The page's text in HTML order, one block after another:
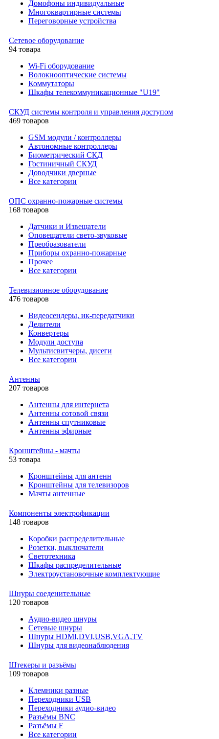
Домофоны индивидуальные
Многоквартирные системы
Переговорные устройства
Сетевое оборудование
94 товара
Wi-Fi оборудование
Волокнооптические системы
Коммутаторы
Шкафы телекоммуникационные "U19"
СКУД системы контроля и управления доступом
469 товаров
GSM модули / контроллеры
Автономные контроллеры
Биометрический СКД
Гостиничный СКУД
Доводчики дверные
Все категории
ОПС охранно-пожарные системы
168 товаров
Датчики и Извещатели
Оповещатели свето-звуковые
Преобразователи
Приборы охранно-пожарные
Прочее
Все категории
Телевизионное оборудование
476 товаров
Видеосендеры, ик-передатчики
Делители
Конвертеры
Модули доступа
Мультисвитчеры, дисеги
Все категории
Антенны
207 товаров
Антенны для интернета
Антенны сотовой связи
Антенны спутниковые
Антенны эфирные
Кронштейны - мачты
53 товара
Кронштейны для антенн
Кронштейны для телевизоров
Мачты антенные
Компоненты электрофикации
148 товаров
Коробки распределительные
Розетки, выключатели
Светотехника
Шкафы распределительные
Электроустановочные комплектующие
Шнуры соеденительные
120 товаров
Аудио-видео шнуры
Сетевые шнуры
Шнуры HDMI,DVI,USB,VGA,TV
Шнуры для видеонаблюдения
Штекеры и разъёмы
109 товаров
Клемники разные
Переходники USB
Переходники аудио-видео
Разъёмы BNC
Разъёмы F
Все категории